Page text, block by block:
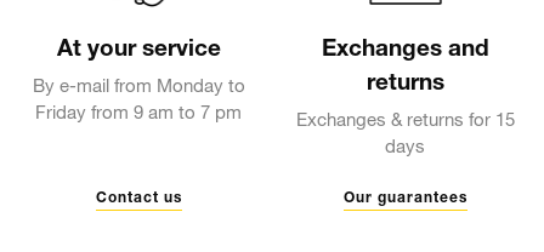
At your service
By e-mail from Monday to
Friday from 9 am to 7 pm
Contact us
Exchanges and
returns
Exchanges & returns for 15
days
Our guarantees